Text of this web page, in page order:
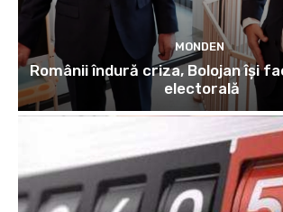
MONDEN
Românii îndură criza, Bolojan își
electorală